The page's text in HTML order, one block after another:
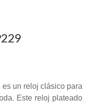
un reloj clásico para
Este reloj plateado